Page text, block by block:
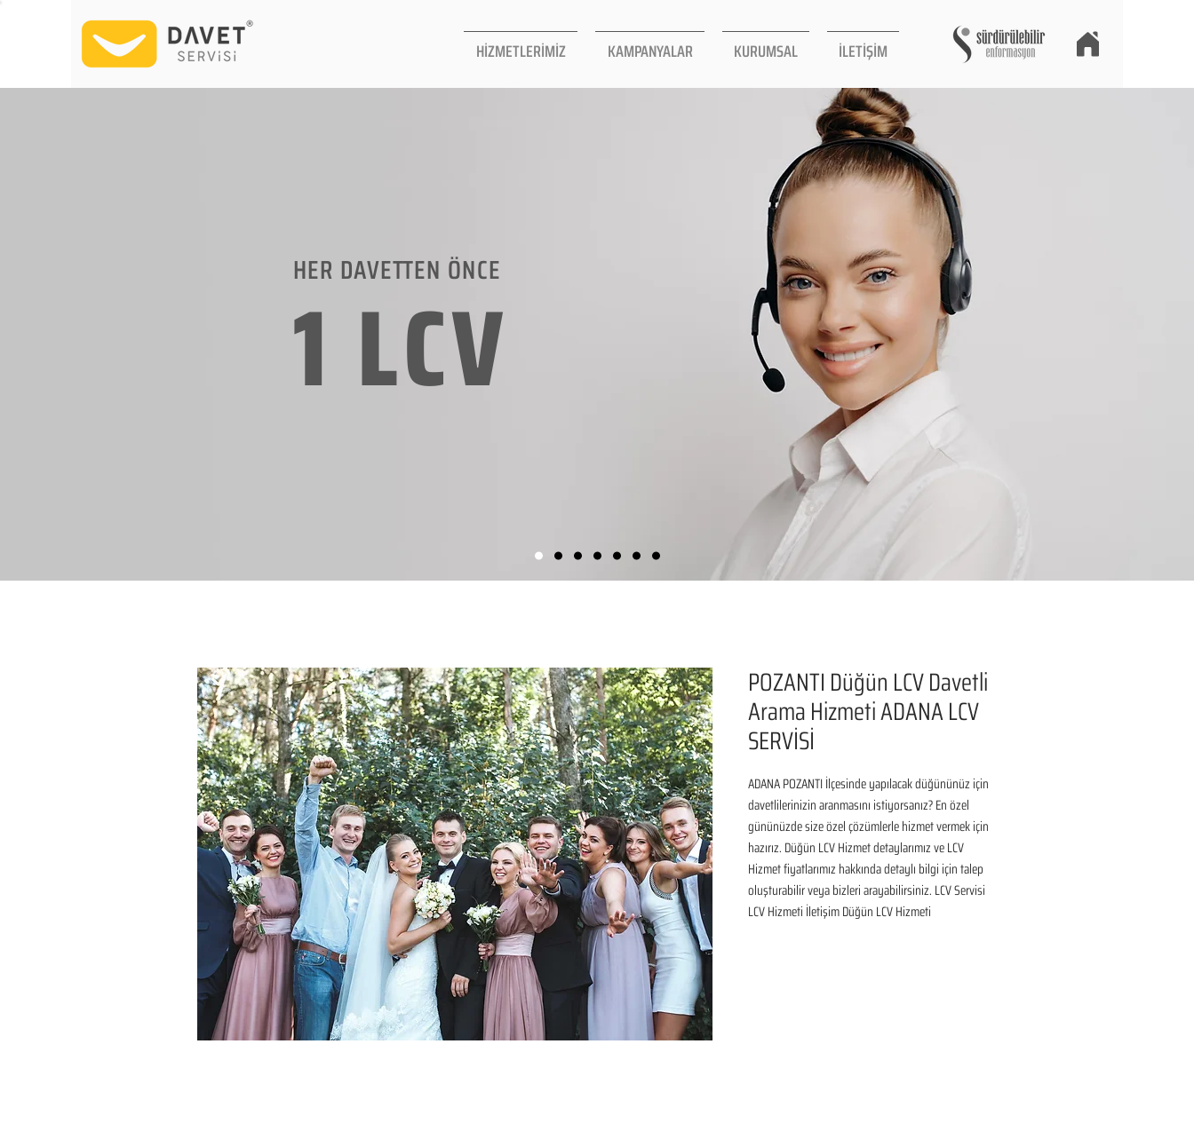
HİZMETLERİMİZ KAMPANYALAR KURUMSAL İLETİŞİM
HER DAVETTEN ÖNCE
1 LCV
POZANTI Düğün LCV Davetli
Arama Hizmeti ADANA LCV
SERVİSİ
ADANA POZANTI İlçesinde yapılacak düğününüz için
davetlilerinizin aranmasını istiyorsanız? En özel
gününüzde size özel çözümlerle hizmet vermek için
hazırız. Düğün LCV Hizmet detaylarımız ve LCV
Hizmet fiyatlarımız hakkında detaylı bilgi için talep
oluşturabilir veya bizleri arayabilirsiniz. LCV Servisi
LCV Hizmeti İletişim Düğün LCV Hizmeti